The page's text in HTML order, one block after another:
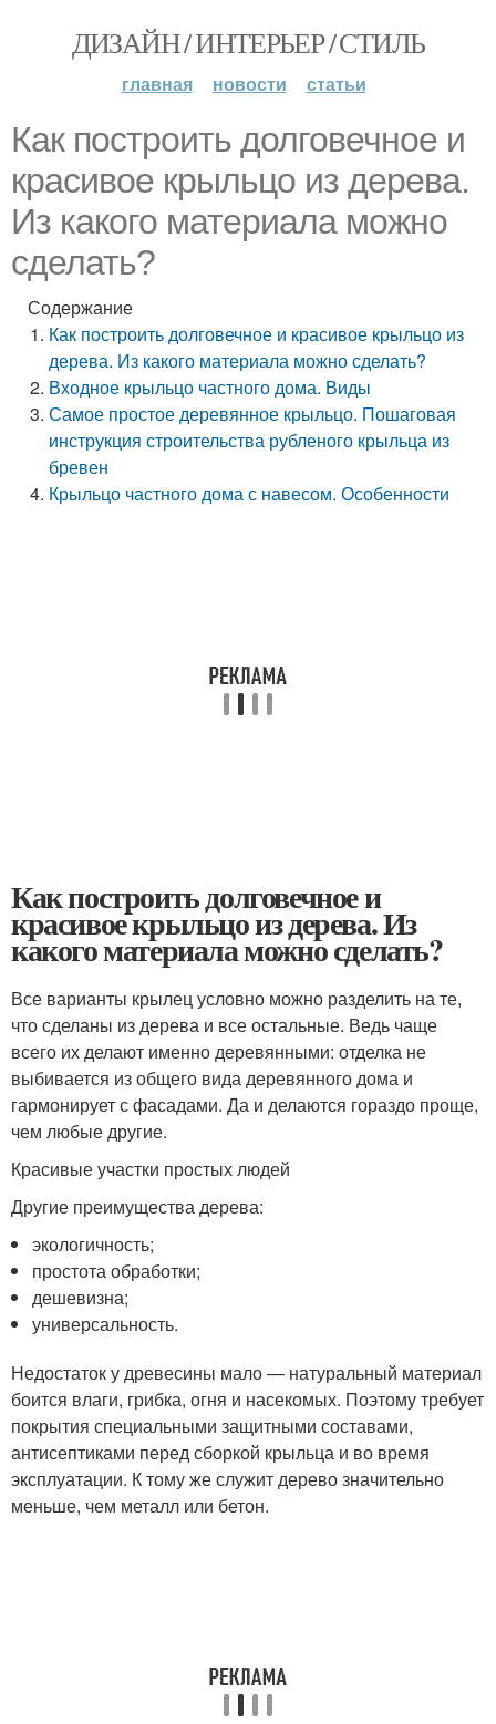
ДИЗАЙН / ИНТЕРЬЕР / СТИЛЬ
главная новости статьи
Как построить долговечное и
красивое крыльцо из дерева.
Из какого материала можно
сделать?
Содержание
Как построить долговечное и красивое крыльцо из
дерева. Из какого материала можно сделать?
Входное крыльцо частного дома. Виды
Самое простое деревянное крыльцо. Пошаговая
инструкция строительства рубленого крыльца из
бревен
Крыльцо частного дома с навесом. Особенности
Как построить долговечное и
красивое крыльцо из дерева. Из
какого материала можно сделать?
Все варианты крылец условно можно разделить на те,
что сделаны из дерева и все остальные. Ведь чаще
всего их делают именно деревянными: отделка не
выбивается из общего вида деревянного дома и
гармонирует с фасадами. Да и делаются гораздо проще,
чем любые другие.
Красивые участки простых людей
Другие преимущества дерева:
экологичность;
простота обработки;
дешевизна;
универсальность.
Недостаток у древесины мало — натуральный материал
боится влаги, грибка, огня и насекомых. Поэтому требует
покрытия специальными защитными составами,
антисептиками перед сборкой крыльца и во время
эксплуатации. К тому же служит дерево значительно
меньше, чем металл или бетон.